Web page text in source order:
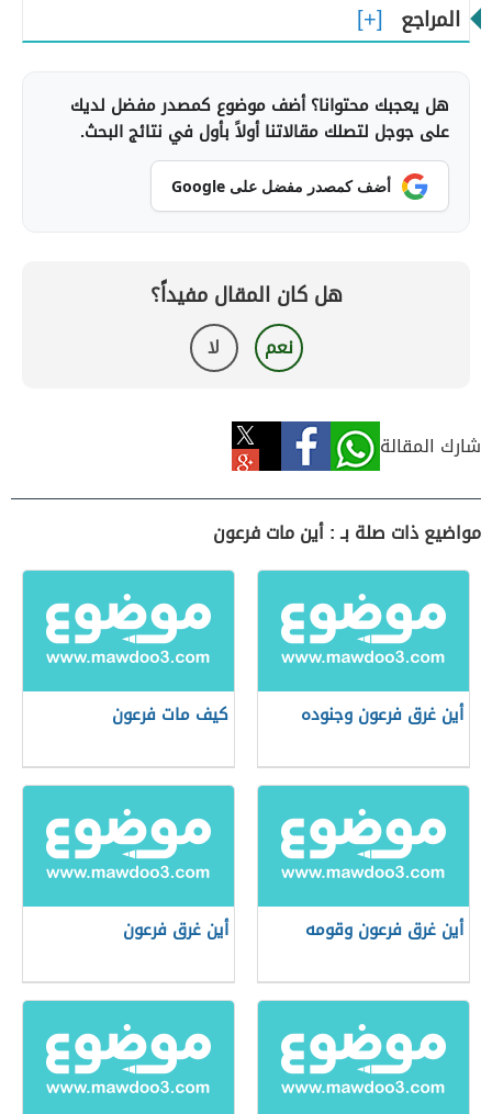
المراجع
هل يعجبك محتوانا؟ أضف موضوع كمصدر مفضل لديك
على جوجل لتصلك مقالاتنا أولاً بأول في نتائج البحث.
أضف كمصدر مفضل على Google
هل كان المقال مفيداً؟
نعم لا
شارك المقالة
مواضيع ذات صلة بـ : أين مات فرعون
أين غرق فرعون وجنوده كيف مات فرعون
أين غرق فرعون وقومه أين غرق فرعون